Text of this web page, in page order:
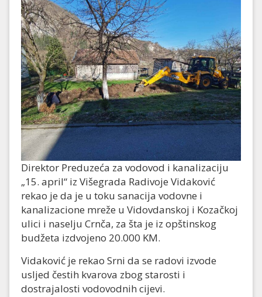
Direktor Preduzeća za vodovod i kanalizaciju
„15. april“ iz Višegrada Radivoje Vidaković
rekao je da je u toku sanacija vodovne i
kanalizacione mreže u Vidovdanskoj i Kozačkoj
ulici i naselju Crnča, za šta je iz opštinskog
budžeta izdvojeno 20.000 KM.
Vidaković je rekao Srni da se radovi izvode
usljed čestih kvarova zbog starosti i
dostrajalosti vodovodnih cijevi.